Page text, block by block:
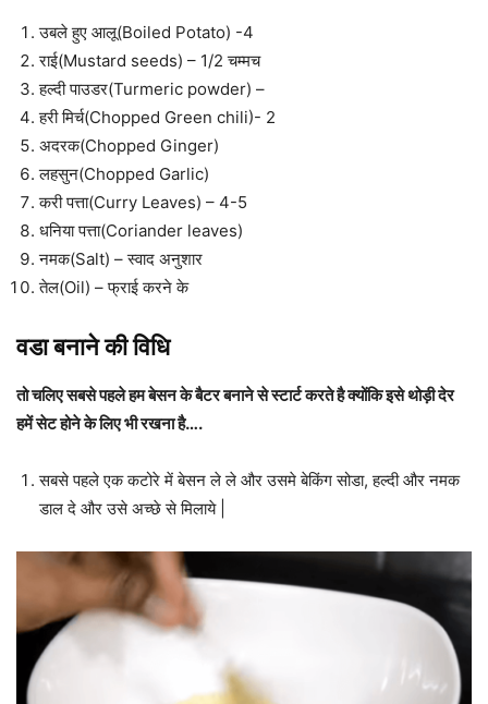
उबले हुए आलू(Boiled Potato) -4
राई(Mustard seeds) – 1/2 चम्मच
हल्दी पाउडर(Turmeric powder) –
हरी मिर्च(Chopped Green chili)- 2
अदरक(Chopped Ginger)
लहसुन(Chopped Garlic)
करी पत्ता(Curry Leaves) – 4-5
धनिया पत्ता(Coriander leaves)
नमक(Salt) – स्वाद अनुशार
तेल(Oil) – फ्राई करने के
वडा बनाने की विधि
तो चलिए सबसे पहले हम बेसन के बैटर बनाने से स्टार्ट करते है क्योंकि इसे थोड़ी देर
हमें सेट होने के लिए भी रखना है….
सबसे पहले एक कटोरे में बेसन ले ले और उसमे बेकिंग सोडा, हल्दी और नमक
डाल दे और उसे अच्छे से मिलाये |